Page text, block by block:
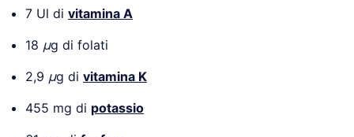
7 Ul di vitamina A
18 µg di folati
2,9 µg di vitamina K
455 mg di potassio